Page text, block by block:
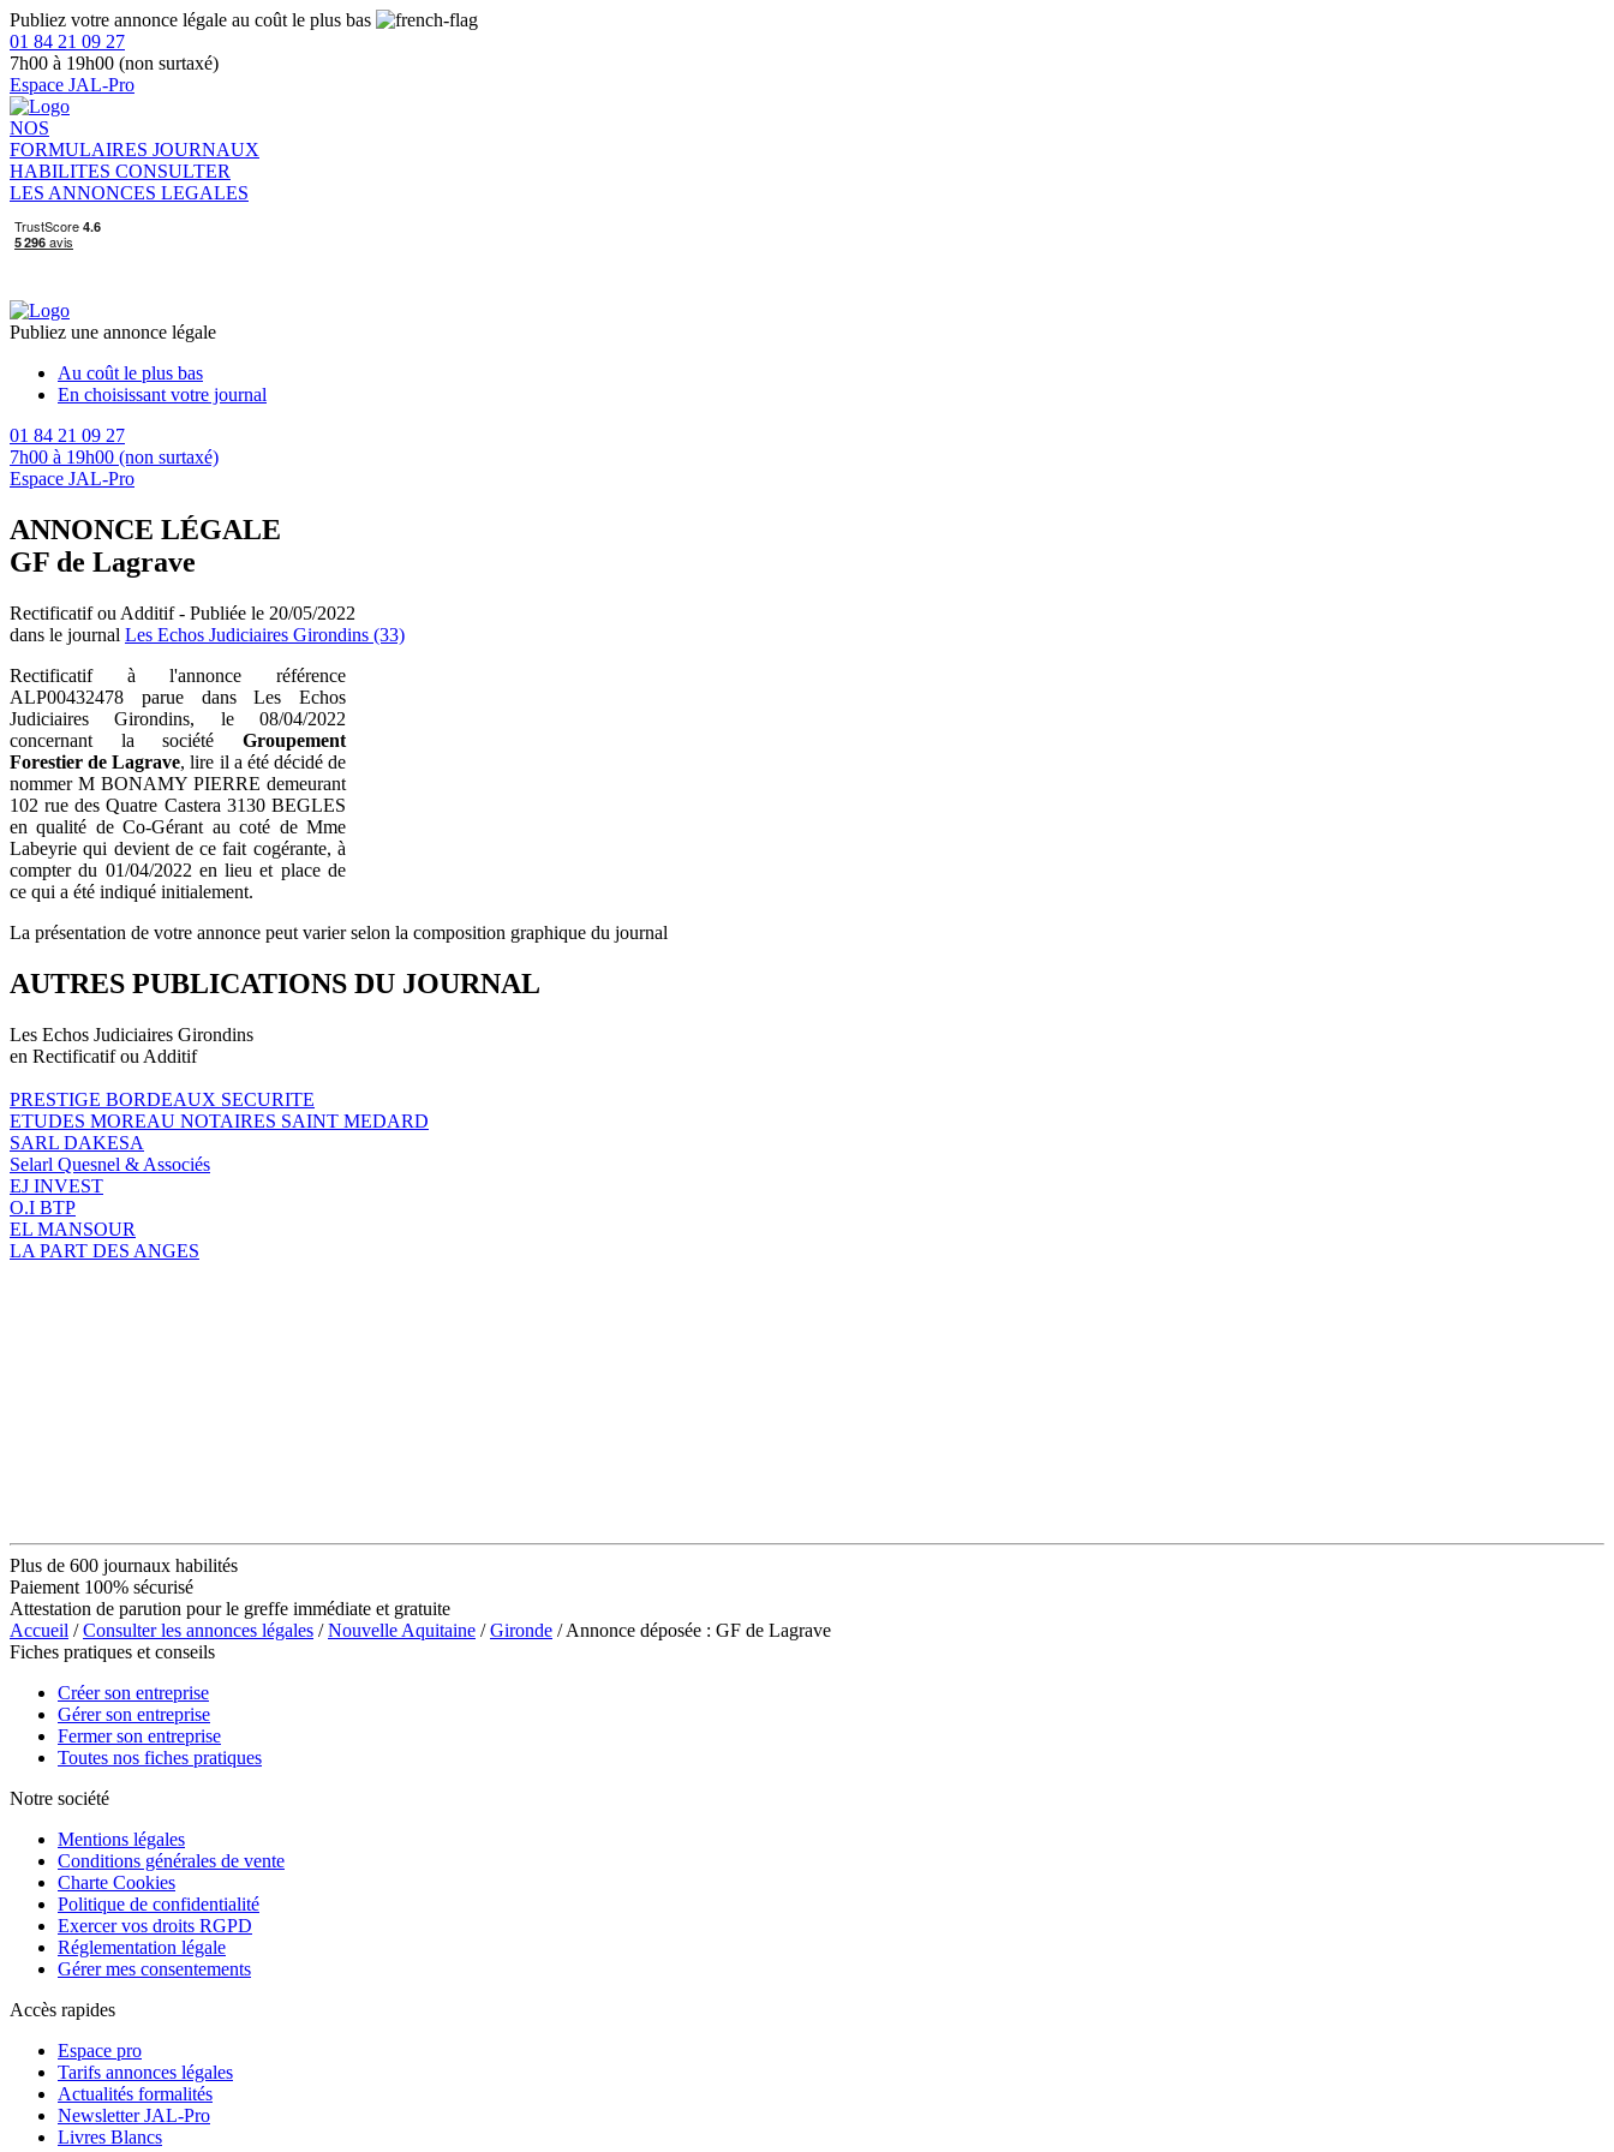
Publiez votre annonce légale au coût le plus bas
01 84 21 09 27
7h00 à 19h00 (non surtaxé)
Espace JAL-Pro
NOS
FORMULAIRES JOURNAUX
HABILITES CONSULTER
LES ANNONCES LEGALES
Publiez une annonce légale
Au coût le plus bas
En choisissant votre journal
01 84 21 09 27
7h00 à 19h00 (non surtaxé)
Espace JAL-Pro
ANNONCE LÉGALE
GF de Lagrave
Rectificatif ou Additif - Publiée le 20/05/2022
dans le journal Les Echos Judiciaires Girondins (33)
Rectificatif à l'annonce référence
ALP00432478 parue dans Les Echos
Judiciaires Girondins, le 08/04/2022
concernant la société Groupement
Forestier de Lagrave, lire il a été décidé de
nommer M BONAMY PIERRE demeurant
102 rue des Quatre Castera 3130 BEGLES
en qualité de Co-Gérant au coté de Mme
Labeyrie qui devient de ce fait cogérante, à
compter du 01/04/2022 en lieu et place de
ce qui a été indiqué initialement.
La présentation de votre annonce peut varier selon la composition graphique du journal
AUTRES PUBLICATIONS DU JOURNAL
Les Echos Judiciaires Girondins
en Rectificatif ou Additif
PRESTIGE BORDEAUX SECURITE
ETUDES MOREAU NOTAIRES SAINT MEDARD
SARL DAKESA
Selarl Quesnel & Associés
EJ INVEST
O.I BTP
EL MANSOUR
LA PART DES ANGES
Plus de 600 journaux habilités
Paiement 100% sécurisé
Attestation de parution pour le greffe immédiate et gratuite
Accueil /Consulter les annonces légales /Nouvelle Aquitaine /Gironde / Annonce déposée : GF de Lagrave
Fiches pratiques et conseils
Créer son entreprise
Gérer son entreprise
Fermer son entreprise
Toutes nos fiches pratiques
Notre société
Mentions légales
Conditions générales de vente
Charte Cookies
Politique de confidentialité
Exercer vos droits RGPD
Réglementation légale
Gérer mes consentements
Accès rapides
Espace pro
Tarifs annonces légales
Actualités formalités
Newsletter JAL-Pro
Livres Blancs